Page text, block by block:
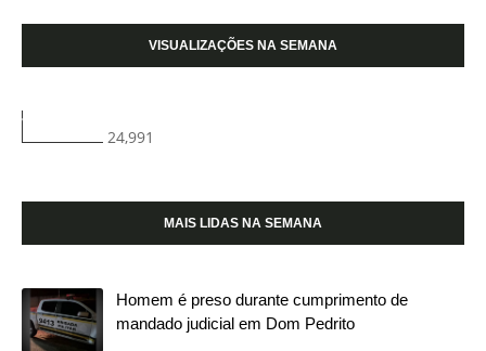
VISUALIZAÇÕES NA SEMANA
24,991
MAIS LIDAS NA SEMANA
Homem é preso durante cumprimento de
mandado judicial em Dom Pedrito